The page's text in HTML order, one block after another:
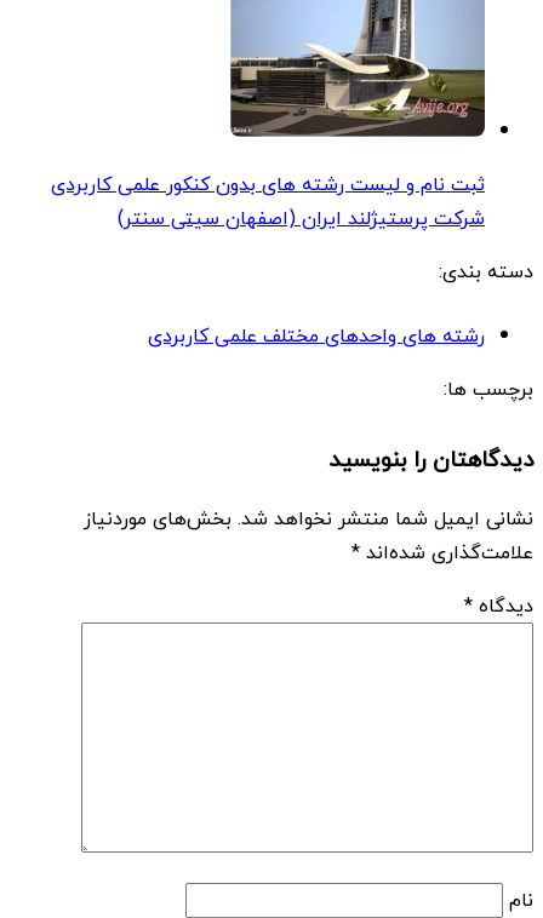
ثبت نام و لیست رشته های بدون کنکور علمی کاربردی
شرکت پرستیژلند ایران (اصفهان سیتی سنتر)
دسته بندی:
رشته های واحدهای مختلف علمی کاربردی
برچسب ها:
دیدگاهتان را بنویسید
نشانی ایمیل شما منتشر نخواهد شد. بخش‌های موردنیاز
علامت‌گذاری شده‌اند*
دیدگاه*
نام